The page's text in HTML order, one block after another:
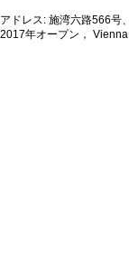
アドレス: 施湾六路566号
2017年オープン，